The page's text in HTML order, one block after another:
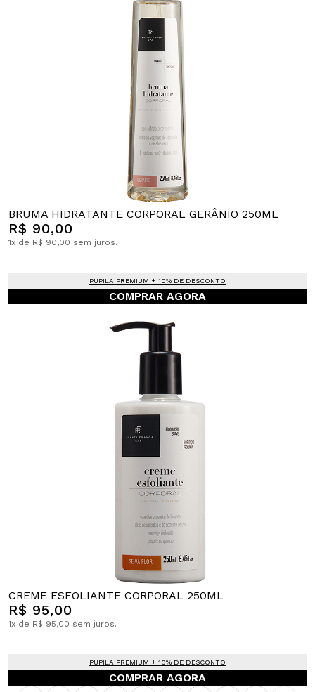
BRUMA HIDRATANTE CORPORAL GERÂNIO 250ML
R$ 90,00
1x de R$ 90,00 sem juros.
PUPILA PREMIUM + 10% DE DESCONTO
COMPRAR AGORA
CREME ESFOLIANTE CORPORAL 250ML
R$ 95,00
1x de R$ 95,00 sem juros.
PUPILA PREMIUM + 10% DE DESCONTO
COMPRAR AGORA